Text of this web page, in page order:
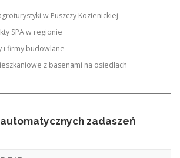
w Puszczy Kozienickiej
SPA w regionie
i firmy budowlane
z basenami na osiedlach
zadaszeń